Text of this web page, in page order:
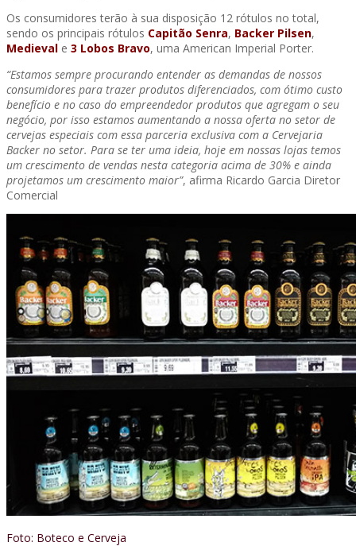
Os consumidores terão à sua disposição 12 rótulos no total,
sendo os principais rótulos Capitão Senra, Backer Pilsen,
Medieval e 3 Lobos Bravo, uma American Imperial Porter.
“Estamos sempre procurando entender as demandas de nossos
consumidores para trazer produtos diferenciados, com ótimo custo
benefício e no caso do empreendedor produtos que agregam o seu
negócio, por isso estamos aumentando a nossa oferta no setor de
cervejas especiais com essa parceria exclusiva com a Cervejaria
Backer no setor. Para se ter uma ideia, hoje em nossas lojas temos
um crescimento de vendas nesta categoria acima de 30% e ainda
projetamos um crescimento maior”, afirma Ricardo Garcia Diretor
Comercial
Foto: Boteco e Cerveja